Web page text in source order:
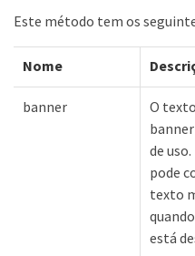
Este método tem os
Nome
banner
O
de
pode
texto
está